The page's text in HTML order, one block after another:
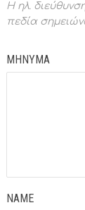
Η ηλ.
πεδία
ΜΗΝΥΜΑ
NAME